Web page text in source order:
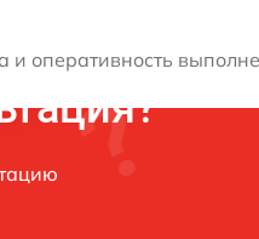
и оперативность